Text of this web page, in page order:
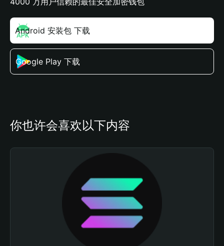
Android 安装包 下载
Google Play 下载
你也许会喜欢以下内容